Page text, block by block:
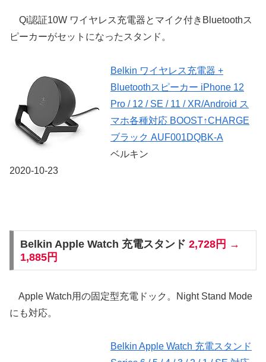
Qi認証10W ワイヤレス充電器とマイク付きBluetoothス
ピーカーがセットになったスタンド。
Belkin ワイヤレス充電器 +
Bluetoothスピーカー iPhone 12
Pro / 12 / SE / 11 / XR/Android ス
マホ各種対応 BOOST↑CHARGE
ブラック AUF001DQBK-A
ベルキン
2020-10-23
Belkin Apple Watch 充電スタンド 2,728円 →
1,885円
Apple Watch用の固定型充電ドック。Night Stand Mode
にも対応。
Belkin Apple Watch 充電スタンド